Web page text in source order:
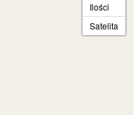
Ilości
Satelita